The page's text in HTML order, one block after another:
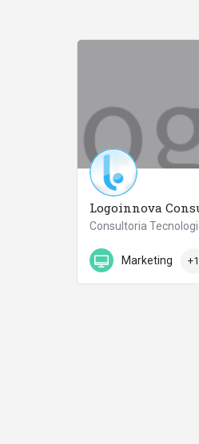
Logoinnova
Consultoria
647754200
Marketing +1